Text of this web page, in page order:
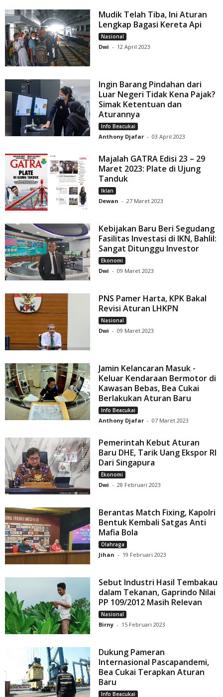
Mudik Telah Tiba, Ini Aturan
Lengkap Bagasi Kereta Api
Nasional
Dwi - 12 April 2023
Ingin Barang Pindahan dari
Luar Negeri Tidak Kena Pajak?
Simak Ketentuan dan
Aturannya
Info Beacukai
Anthony Djafar - 03 April 2023
Majalah GATRA Edisi 23 – 29
Maret 2023: Plate di Ujung
Tanduk
Iklan
Dewan - 27 Maret 2023
Kebijakan Baru Beri Segudang
Fasilitas Investasi di IKN, Bahlil:
Sangat Ditunggu Investor
Ekonomi
Dwi - 09 Maret 2023
PNS Pamer Harta, KPK Bakal
Revisi Aturan LHKPN
Nasional
Dwi - 09 Maret 2023
Jamin Kelancaran Masuk -
Keluar Kendaraan Bermotor di
Kawasan Bebas, Bea Cukai
Berlakukan Aturan Baru
Info Beacukai
Anthony Djafar - 07 Maret 2023
Pemerintah Kebut Aturan
Baru DHE, Tarik Uang Ekspor RI
Dari Singapura
Ekonomi
Dwi - 28 Februari 2023
Berantas Match Fixing, Kapolri
Bentuk Kembali Satgas Anti
Mafia Bola
Olahraga
Jihan - 19 Februari 2023
Sebut Industri Hasil Tembakau
dalam Tekanan, Gaprindo Nilai
PP 109/2012 Masih Relevan
Nasional
Birny - 15 Februari 2023
Dukung Pameran
Internasional Pascapandemi,
Bea Cukai Terapkan Aturan
Baru
Info Beacukai